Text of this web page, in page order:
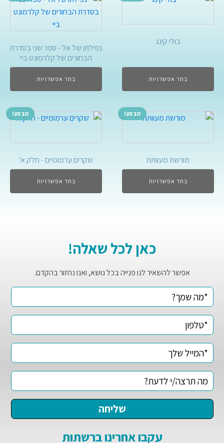
בולי קינג
בחר אפשרויות
נפילתו של אל - ספר שני בסדרת
הבחורים של קלרמונט ביי
בחר אפשרויות
מבצע!
מורשת מעוותת
בחר אפשרויות
מבצע!
שקרים ערמומיים - חלק א'
בחר אפשרויות
כאן לכל שאלה!
אפשר להשאיר לנו פנייה בכל נושא, ואנו נחזור בהקדם.
עקבו אחרינו ברשתות